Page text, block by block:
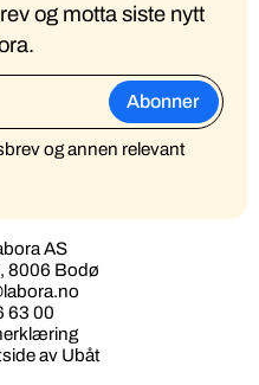
og motta siste nytt
og annen relevant
AS
8006 Bodø
63 00
av Ubåt